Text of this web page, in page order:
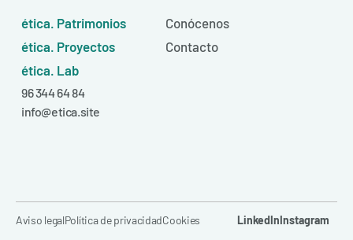
ética. Patrimonios
ética. Proyectos
ética. Lab
Conócenos
Contacto
96 344 64 84
info@etica.site
Aviso legalPolítica de privacidadCookies LinkedInInstagram